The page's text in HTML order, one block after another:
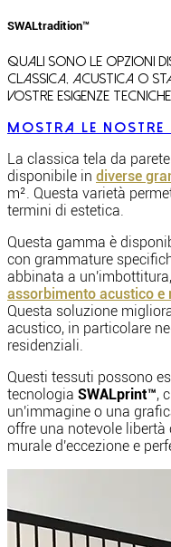
SWALtradition™
Quali sono le opzioni
Classica, acustica o
vostre esigenze
Mostra le nostre
La classica tela da
disponibile in diverse
m². Questa varietà
termini di estetica.
Questa gamma è
con grammature
abbinata a
assorbimento acustico e
Questa soluzione
acustico, in particolare
residenziali.
Questi tessuti possono
tecnologia SWALprint™,
un'immagine o una
offre una notevole libertà
murale d'eccezione e